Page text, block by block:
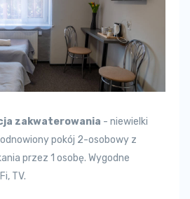
zakwaterowania - niewielki
pokój 2-osobowy z
przez 1 osobę. Wygodne
TV.